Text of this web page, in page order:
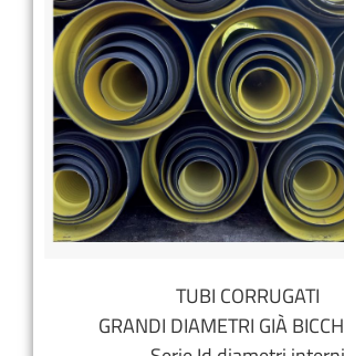
TUBI CORRUGATI
GRANDI DIAMETRI GIÀ